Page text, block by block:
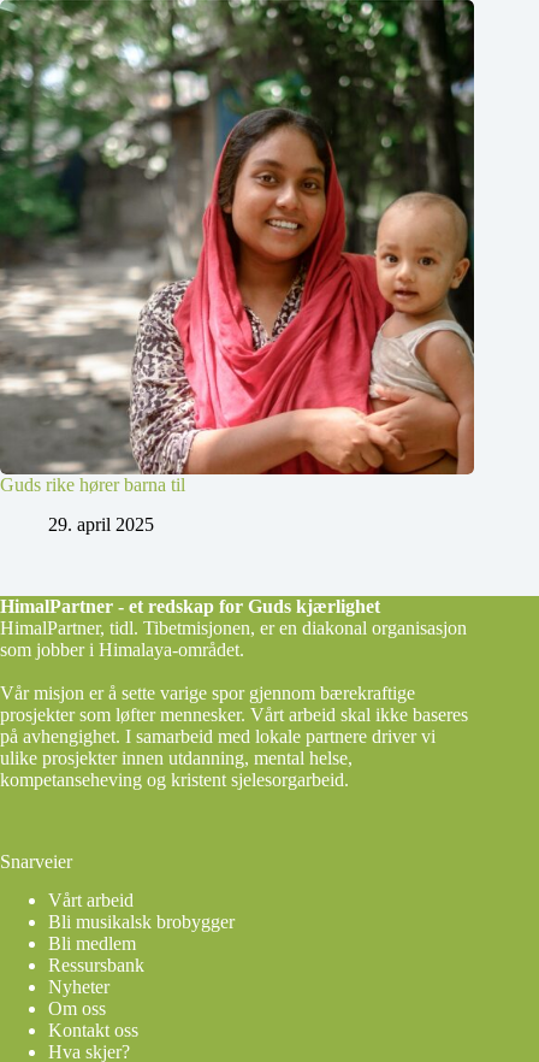
Guds rike hører barna til
29. april 2025
HimalPartner - et redskap for Guds kjærlighet
HimalPartner, tidl. Tibetmisjonen, er en diakonal organisasjon
som jobber i Himalaya-området.
Vår misjon er å sette varige spor gjennom bærekraftige
prosjekter som løfter mennesker. Vårt arbeid skal ikke baseres
på avhengighet. I samarbeid med lokale partnere driver vi
ulike prosjekter innen utdanning, mental helse,
kompetanseheving og kristent sjelesorgarbeid.
Snarveier
Vårt arbeid
Bli musikalsk brobygger
Bli medlem
Ressursbank
Nyheter
Om oss
Kontakt oss
Hva skjer?